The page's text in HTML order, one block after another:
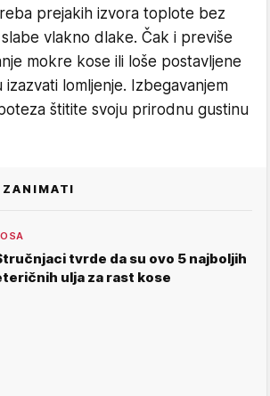
prejakih izvora toplote bez
vlakno dlake. Čak i previše
mokre kose ili loše postavljene
lomljenje. Izbegavanjem
štitite svoju prirodnu gustinu
ZANIMATI
tvrde da su ovo 5 najboljih
ulja za rast kose